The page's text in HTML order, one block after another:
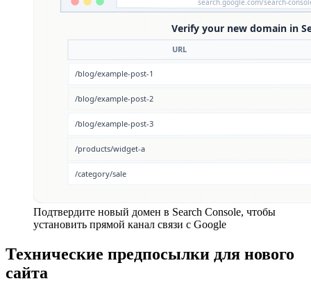
Подтвердите новый домен в Search Console, чтобы
установить прямой канал связи с Google
Технические предпосылки для нового
сайта